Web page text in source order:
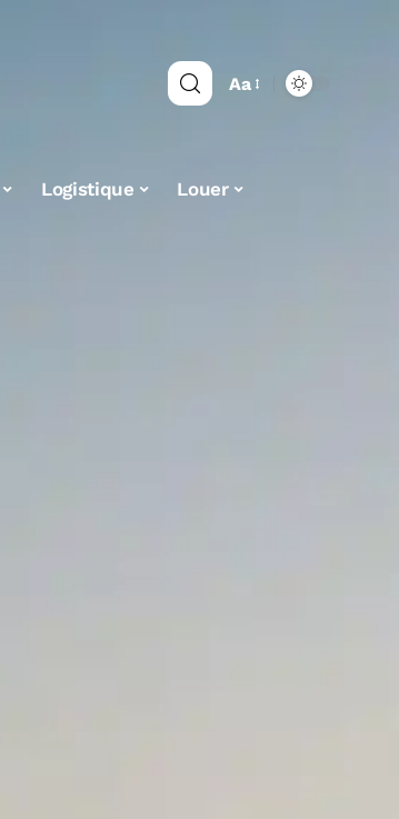
Aa
Logistique Louer